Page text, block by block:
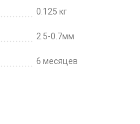
0.125 кг
2.5-0.7мм
6 месяцев